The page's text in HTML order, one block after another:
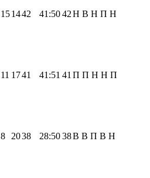
151442 41:5042Н В Н П Н
11 1741 41:51 41 П П Н Н П
8 2038 28:5038В В П В Н